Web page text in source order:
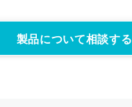
製品について相談する